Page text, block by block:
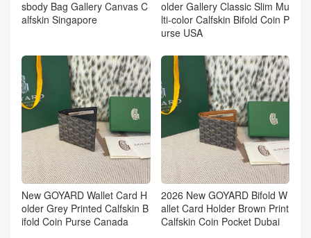
sbody Bag Gallery Canvas C
alfskin Singapore
older Gallery Classic Slim Mu
lti-color Calfskin Bifold Coin P
urse USA
New GOYARD Wallet Card H
older Grey Printed Calfskin B
ifold Coin Purse Canada
2026 New GOYARD Bifold W
allet Card Holder Brown Print
Calfskin Coin Pocket Dubai